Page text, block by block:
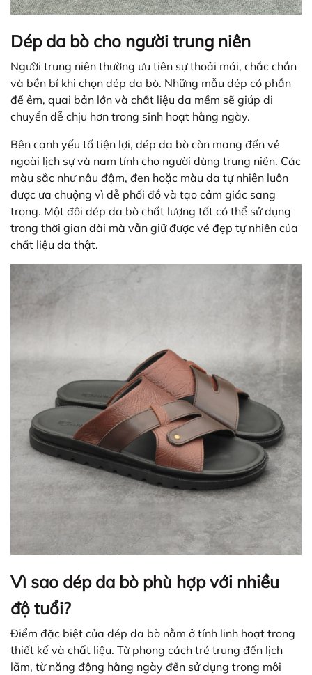
Dép da bò cho người trung niên
Người trung niên thường ưu tiên sự thoải mái, chắc chắn
và bền bỉ khi chọn dép da bò. Những mẫu dép có phần
đế êm, quai bản lớn và chất liệu da mềm sẽ giúp di
chuyển dễ chịu hơn trong sinh hoạt hằng ngày.
Bên cạnh yếu tố tiện lợi, dép da bò còn mang đến vẻ
ngoài lịch sự và nam tính cho người dùng trung niên. Các
màu sắc như nâu đậm, đen hoặc màu da tự nhiên luôn
được ưa chuộng vì dễ phối đồ và tạo cảm giác sang
trọng. Một đôi dép da bò chất lượng tốt có thể sử dụng
trong thời gian dài mà vẫn giữ được vẻ đẹp tự nhiên của
chất liệu da thật.
Vì sao dép da bò phù hợp với nhiều
độ tuổi?
Điểm đặc biệt của dép da bò nằm ở tính linh hoạt trong
thiết kế và chất liệu. Từ phong cách trẻ trung đến lịch
lãm, từ năng động hằng ngày đến sử dụng trong môi